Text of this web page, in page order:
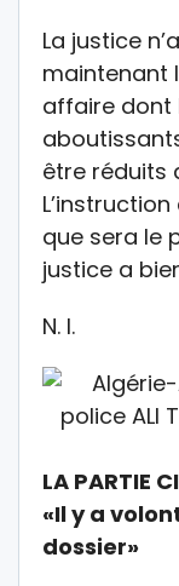
La justice
maintenant
affaire dont
être réduits
que sera le
justice a
N. I.
LA PARTIE
«Il y a
dossier»